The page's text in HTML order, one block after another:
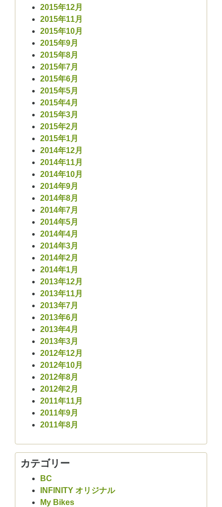
2015年12月
2015年11月
2015年10月
2015年9月
2015年8月
2015年7月
2015年6月
2015年5月
2015年4月
2015年3月
2015年2月
2015年1月
2014年12月
2014年11月
2014年10月
2014年9月
2014年8月
2014年7月
2014年5月
2014年4月
2014年3月
2014年2月
2014年1月
2013年12月
2013年11月
2013年7月
2013年6月
2013年4月
2013年3月
2012年12月
2012年10月
2012年8月
2012年2月
2011年11月
2011年9月
2011年8月
カテゴリー
BC
INFINITY オリジナル
My Bikes